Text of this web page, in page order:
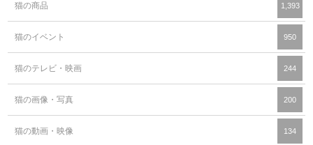
猫の商品 1,393
猫のイベント 950
猫のテレビ・映画 244
猫の画像・写真 200
猫の動画・映像 134